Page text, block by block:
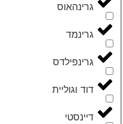
‮גרינהאוס‬
‮גרינמד‬
‮גרינפילדס‬
‮דוד וגוליית‬
‮דיינסטי‬